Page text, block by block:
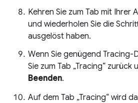
Kehren Sie zum Tab mit Ihrer
und wiederholen Sie die
ausgelöst haben.
Wenn Sie genügend Tracing-
Sie zum Tab „Tracing“ zurück
Beenden.
Auf dem Tab „Tracing“ wird